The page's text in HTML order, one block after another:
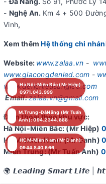
- Nghệ An. Km 4 + 500
Vinh,
Xem thêmHệ thống chi
Website: www.zalaa.vn -
www.giacongdenled.com -
www.denchieusangled.com
Email:zalaa.vn@gmail.com
Điện thoại theo khu vực:
Hà Nội-Miền Bắc: (Mr Hiệp)
HCM-Miền Nam: (Mr Danh)
Miền Trung: (Mr Tuấn Anh)
🌍 𝙇𝙚𝙖𝙙𝙞𝙣𝙜 𝙎𝙢𝙖𝙧𝙩 𝙇𝙞𝙛𝙚 |
HCM-Miền Nam (Mr Danh):
0944.840.666
Hà Nội-Miền Bắc (Mr Hiệp):
0971.043.999
M.Trung-ĐàNẵng (Mr Tuấn
Anh): 094.2344.888